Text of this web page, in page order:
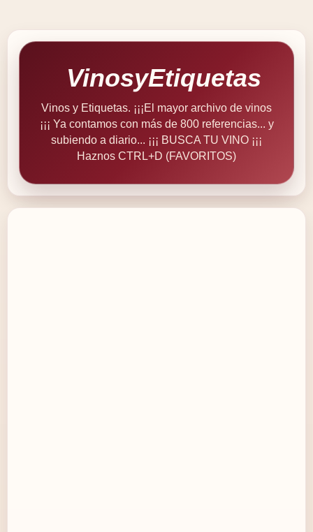
VinosyEtiquetas
Vinos y Etiquetas. ¡¡¡El mayor archivo de vinos
¡¡¡ Ya contamos con más de 800 referencias... y
subiendo a diario... ¡¡¡ BUSCA TU VINO ¡¡¡
Haznos CTRL+D (FAVORITOS)